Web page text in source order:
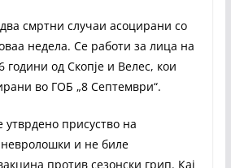
смртни случаи асоцирани со
недела. Се работи за лица на
години од Скопје и Велес, кои
во ГОБ „8 Септември“.
утврдено присуство на
и не биле
против сезонски грип. Кај